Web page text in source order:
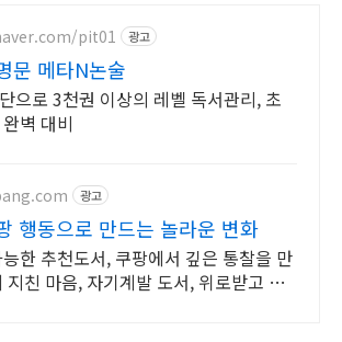
pit01 광고
문 메타N논술
으로 3천권 이상의 레벨 독서관리, 초
벽 대비
광고
행동으로 만드는 놀라운 변화
한 추천도서, 쿠팡에서 깊은 통찰을 만
지친 마음, 자기계발 도서, 위로받고 와